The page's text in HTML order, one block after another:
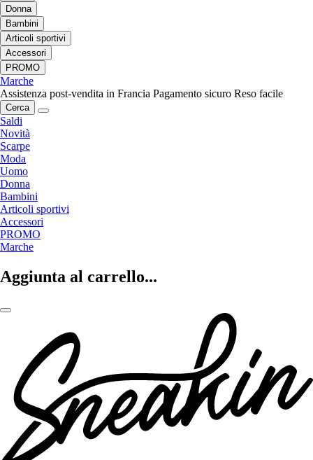
Donna
Bambini
Articoli sportivi
Accessori
PROMO
Marche
Assistenza post-vendita in Francia Pagamento sicuro Reso facile
Cerca
Saldi
Novità
Scarpe
Moda
Uomo
Donna
Bambini
Articoli sportivi
Accessori
PROMO
Marche
Aggiunta al carrello...